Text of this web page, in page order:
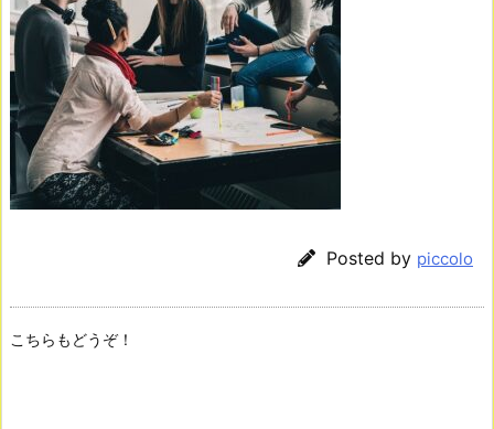
Posted by piccolo
こちらもどうぞ！